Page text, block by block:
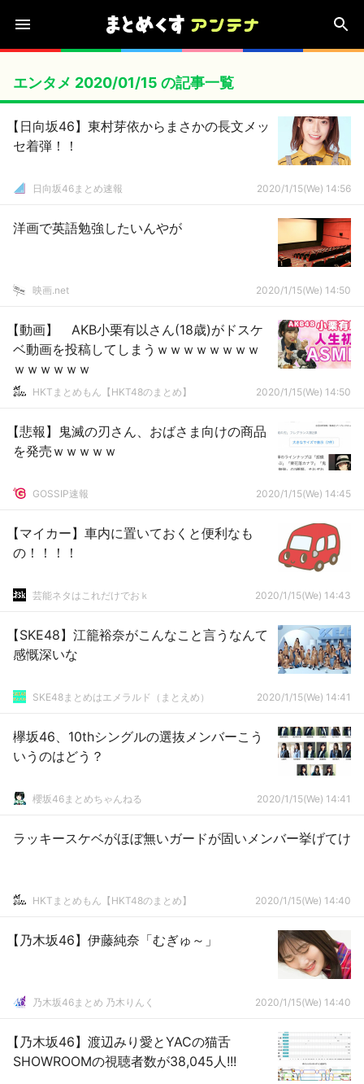
エンタメ 2020/01/15 の記事一覧
【日向坂46】東村芽依からまさかの長文メッ
セ着弾！！
日向坂46まとめ速報 2020/1/15(We) 14:56
洋画で英語勉強したいんやが
映画.net 2020/1/15(We) 14:50
【動画】 AKB小栗有以さん(18歳)がドスケ
ベ動画を投稿してしまうｗｗｗｗｗｗｗｗ
ｗｗｗｗｗｗ
HKTまとめもん【HKT48のまとめ】 2020/1/15(We) 14:50
【悲報】鬼滅の刃さん、おばさま向けの商品
を発売ｗｗｗｗｗ
GOSSIP速報 2020/1/15(We) 14:45
【マイカー】車内に置いておくと便利なも
の！！！！
芸能ネタはこれだけでおｋ 2020/1/15(We) 14:43
【SKE48】江籠裕奈がこんなこと言うなんて
感慨深いな
SKE48まとめはエメラルド（まとえめ） 2020/1/15(We) 14:41
欅坂46、10thシングルの選抜メンバーこう
いうのはどう？
櫻坂46まとめちゃんねる 2020/1/15(We) 14:41
ラッキースケベがほぼ無いガードが固いメンバー挙げてけ
HKTまとめもん【HKT48のまとめ】 2020/1/15(We) 14:40
【乃木坂46】伊藤純奈「むぎゅ～」
乃木坂46まとめ 乃木りんく 2020/1/15(We) 14:40
【乃木坂46】渡辺みり愛とYACの猫舌
SHOWROOMの視聴者数が38,045人!!!